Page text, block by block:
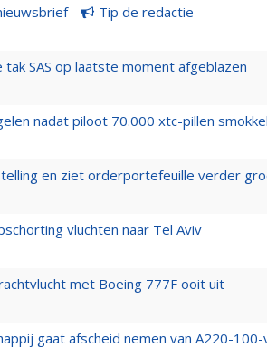
Tip de redactie
SAS op laatste moment afgeblazen
nadat piloot 70.000 xtc-pillen
en ziet orderportefeuille verder
vluchten naar Tel Aviv
met Boeing 777F ooit uit
gaat afscheid nemen van A220-